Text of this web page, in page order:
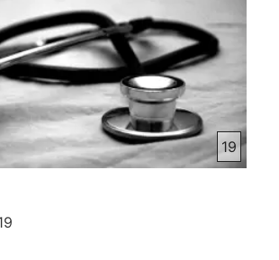
خواهیم گفت که مریضی‌ها و درتهایی
دامنگیر ما انسان هست منشه ای آن از
عباره دیگر از کجا باوجود می‌آید. ما هم
چگونه این امراض را وقایه کنیم و چی
مرضی‌ها کمتر مبتلا شدیم. و اگر
شدیم چطور بتانیم که این مریضی‌ها
دوستهای عزیز برنامه امروز در
است. به این ارتباط همکارای ما یک
تحییل امودن که بعد از شنیدن
شنوانده عزیز تشکر که از ویب ساید ما
19